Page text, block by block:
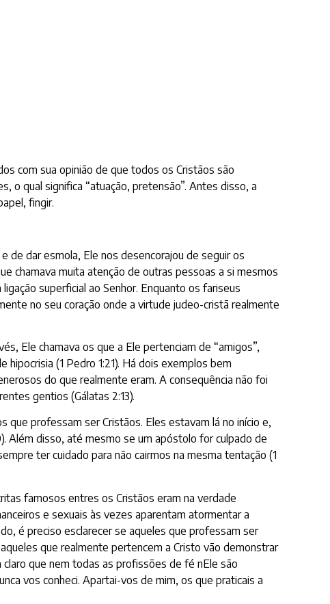
com sua opinião de que todos os Cristãos são
o qual significa “atuação, pretensão”. Antes disso, a
fingir.
de dar esmola, Ele nos desencorajou de seguir os
chamava muita atenção de outras pessoas a si mesmos
superficial ao Senhor. Enquanto os fariseus
no seu coração onde a virtude judeo-cristã realmente
Ele chamava os que a Ele pertenciam de “amigos”,
hipocrisia (1 Pedro 1:21). Há dois exemplos bem
do que realmente eram. A consequência não foi
gentios (Gálatas 2:13).
professam ser Cristãos. Eles estavam lá no início e,
Além disso, até mesmo se um apóstolo for culpado de
ter cuidado para não cairmos na mesma tentação (1
famosos entres os Cristãos eram na verdade
e sexuais às vezes aparentam atormentar a
é preciso esclarecer se aqueles que professam ser
que realmente pertencem a Cristo vão demonstrar
que nem todas as profissões de fé nEle são
vos conheci. Apartai-vos de mim, os que praticais a